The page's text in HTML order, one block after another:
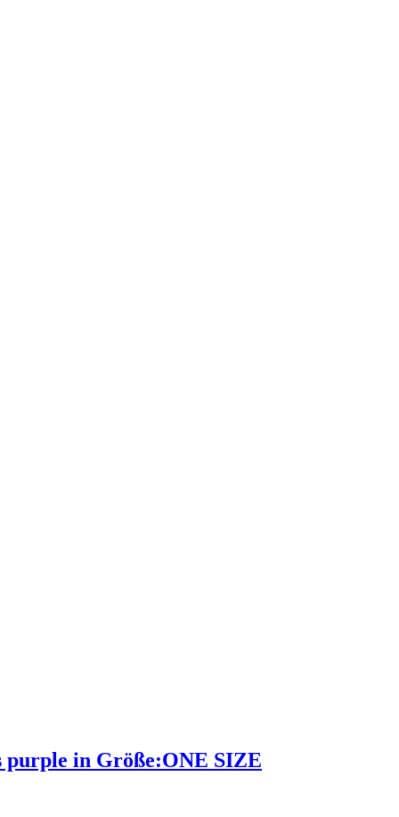
purple in Größe:ONE SIZE